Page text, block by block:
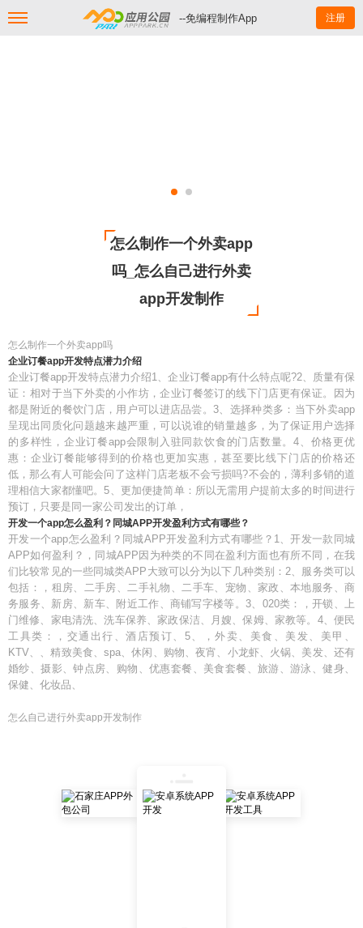
--免编程制作App 注册
怎么制作一个外卖app
吗_怎么自己进行外卖
app开发制作
怎么制作一个外卖app吗
企业订餐app开发特点潜力介绍
企业订餐app开发特点潜力介绍1、企业订餐app有什么特点呢?2、质量有保
证：相对于当下外卖的小作坊，企业订餐签订的线下门店更有保证。因为
都是附近的餐饮门店，用户可以进店品尝。3、选择种类多：当下外卖app
呈现出同质化问题越来越严重，可以说谁的销量越多，为了保证用户选择
的多样性，企业订餐app会限制入驻同款饮食的门店数量。4、价格更优
惠：企业订餐能够得到的价格也更加实惠，甚至要比线下门店的价格还
低，那么有人可能会问了这样门店老板不会亏损吗?不会的，薄利多销的道
理相信大家都懂吧。5、更加便捷简单：所以无需用户提前太多的时间进行
预订，只要是同一家公司发出的订单，
开发一个app怎么盈利？同城APP开发盈利方式有哪些？
开发一个app怎么盈利？同城APP开发盈利方式有哪些？1、开发一款同城
APP如何盈利？，同城APP因为种类的不同在盈利方面也有所不同，在我
们比较常见的一些同城类APP大致可以分为以下几种类别：2、服务类可以
包括：，租房、二手房、二手礼物、二手车、宠物、家政、本地服务、商
务服务、新房、新车、附近工作、商铺写字楼等。3、020类：，开锁、上
门维修、家电清洗、洗车保养、家政保洁、月嫂、保姆、家教等。4、便民
工具类：，交通出行、酒店预订、5、，外卖、美食、美发、美甲、
KTV、、精致美食、spa、休闲、购物、夜宵、小龙虾、火锅、美发、还有
婚纱、摄影、钟点房、购物、优惠套餐、美食套餐、旅游、游泳、健身、
保健、化妆品、
怎么自己进行外卖app开发制作